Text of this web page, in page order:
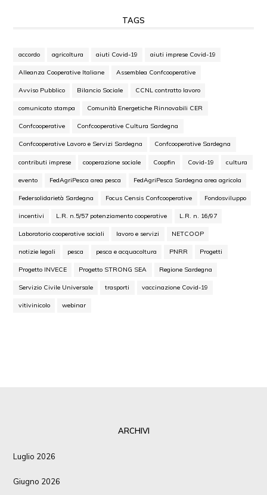
TAGS
accordo agricoltura aiuti Covid-19 aiuti imprese Covid-19
Alleanza Cooperative Italiane Assemblea Confcooperative
Avviso Pubblico Bilancio Sociale CCNL contratto lavoro
comunicato stampa Comunità Energetiche Rinnovabili CER
Confcooperative Confcooperative Cultura Sardegna
Confcooperative Lavoro e Servizi Sardegna Confcooperative Sardegna
contributi imprese cooperazione sociale Coopfin Covid-19 cultura
evento FedAgriPesca area pesca FedAgriPesca Sardegna area agricola
Federsolidarietà Sardegna Focus Censis Confcooperative Fondosviluppo
incentivi L.R. n.5/57 potenziamento cooperative L.R. n. 16/97
Laboratorio cooperative sociali lavoro e servizi NETCOOP
notizie legali pesca pesca e acquacoltura PNRR Progetti
Progetto INVECE Progetto STRONG SEA Regione Sardegna
Servizio Civile Universale trasporti vaccinazione Covid-19
vitivinicolo webinar
ARCHIVI
Luglio 2026
Giugno 2026